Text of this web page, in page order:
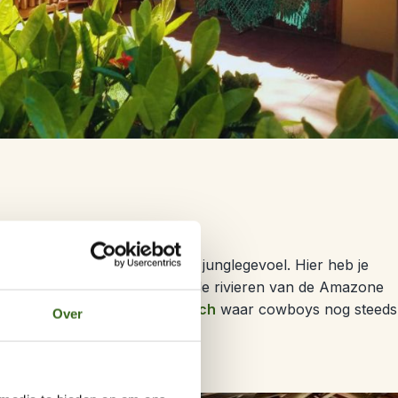
Over
je Amazone lodgemet veel junglegevoel. Hier heb je
en hout. Slaap je liever op de rivieren van de Amazone
aantal nachten op een ranch waar cowboys nog steeds